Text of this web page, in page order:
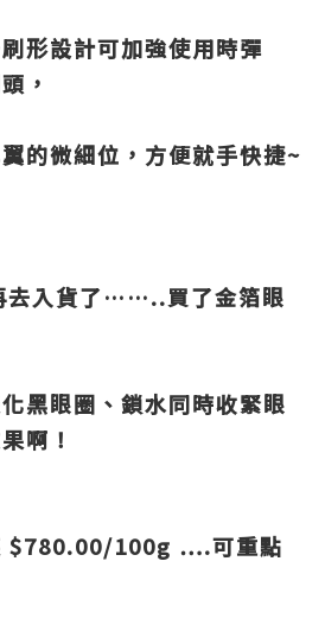
形設計可加強使用時彈
，
的微細位，方便就手快捷~
去入貨了……..買了金箔眼
黑眼圈、鎖水同時收緊眼
啊！
$780.00/100g ….可重點